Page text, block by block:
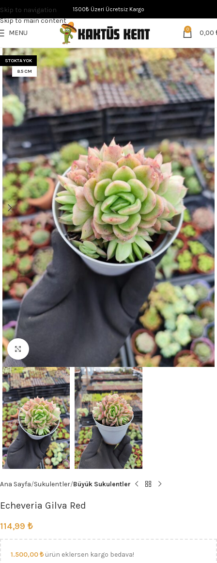
Skip to navigation
Skip to main content
1500₺ Üzeri Ücretsiz Kargo
MENU 0 0,00
STOKTA YOK
8.5 CM
Click to enlarge
Ana Sayfa Sukulentler Büyük Sukulentler
Echeveria Gilva Red
114,99 ₺
1.500,00₺ ürün eklersen kargo bedava!